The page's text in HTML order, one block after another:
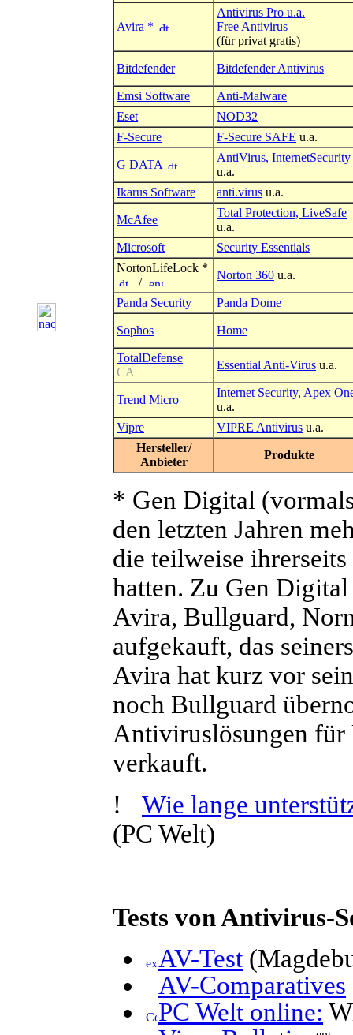
Hersteller/
Anbieter
Produkte
Avira *
Antivirus Pro u.a.
Free Antivirus
(für privat gratis)
Bitdefender Bitdefender Antivirus
Emsi Software
Anti-Malware
Eset
NOD32
F-Secure
F-Secure SAFE u.a.
G DATA
AntiVirus, InternetSecurity
u.a.
Ikarus Software
anti.virus u.a.
McAfee
Total Protection, LiveSafe
u.a.
Microsoft
Security Essentials
NortonLifeLock *
/
Norton 360 u.a.
Panda Security Panda Dome
Sophos Home
TotalDefense
CA
Essential Anti-Virus u.a.
Trend Micro
Internet Security, Apex
u.a.
Vipre
VIPRE Antivirus u.a.
* Gen Digital
den letzten Jahren
die teilweise
hatten. Zu Gen
Avira, Bullguard,
aufgekauft, das
Avira hat kurz vor
noch Bullguard
Antiviruslösungen für
verkauft.
!
Wie lange
(PC Welt)
Tests von Antivirus-
AV-Test
AV-Comparatives
PC Welt online: